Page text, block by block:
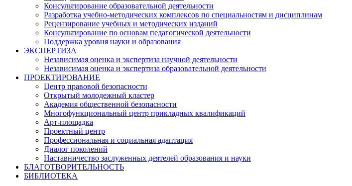
Консультирование образовательной деятельности
Разработка учебно-методических комплексов по специальностям и дисциплинам
Рецензирование учебных и методических изданий
Консультирование по основам педагогической деятельности
Поддержка уровня науки и образования
ЭКСПЕРТИЗА
Независимая оценка и экспертиза научной деятельности
Независимая оценка и экспертиза образовательной деятельности
ПРОЕКТИРОВАНИЕ
Центр правовой безопасности
Открытый молодежный кластер
Академия общественной безопасности
Многофункциональный центр прикладных квалификаций
Арт-площадка
Проектный центр
Профессиональная и социальная адаптация
Диалог поколений
Наставничество заслуженных деятелей образования и науки
БЛАГОТВОРИТЕЛЬНОСТЬ
БИБЛИОТЕКА